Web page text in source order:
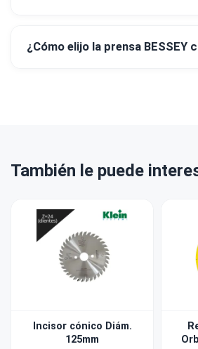
¿Cómo elijo la prensa BESSEY
También le puede
Incisor cónico Diám.
125mm
Orbital